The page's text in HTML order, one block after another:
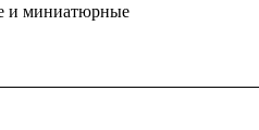
и миниатюрные